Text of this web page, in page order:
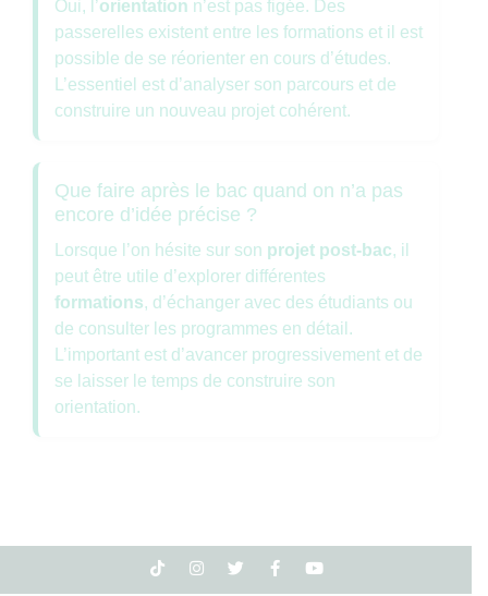
Oui, l’orientation n’est pas figée. Des
passerelles existent entre les formations et il est
possible de se réorienter en cours d’études.
L’essentiel est d’analyser son parcours et de
construire un nouveau projet cohérent.
Que faire après le bac quand on n’a pas
encore d’idée précise ?
Lorsque l’on hésite sur son projet post-bac, il
peut être utile d’explorer différentes
formations, d’échanger avec des étudiants ou
de consulter les programmes en détail.
L’important est d’avancer progressivement et de
se laisser le temps de construire son
orientation.